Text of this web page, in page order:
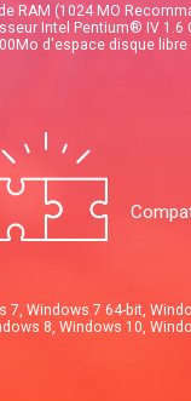
RAM (1024 MO
Intel Pentium® IV 1.6
d'espace disque libre
7, Windows 7 64-bit,
8, Windows 10,